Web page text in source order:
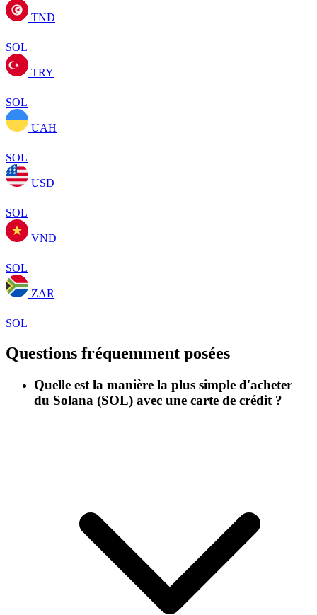
TND
SOL
TRY
SOL
UAH
SOL
USD
SOL
VND
SOL
ZAR
SOL
Questions fréquemment posées
Quelle est la manière la plus simple d'acheter
du Solana (SOL) avec une carte de crédit ?